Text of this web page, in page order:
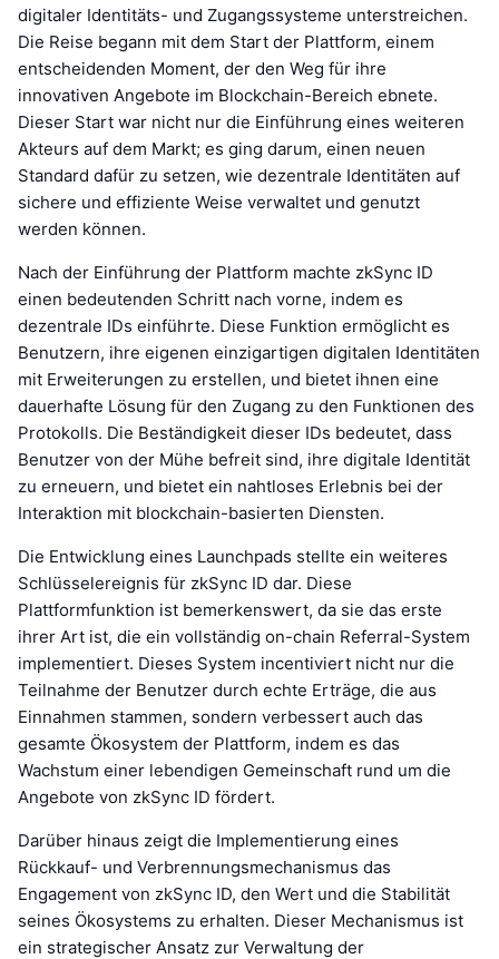
digitaler Identitäts- und Zugangssysteme unterstreichen.
Die Reise begann mit dem Start der Plattform, einem
entscheidenden Moment, der den Weg für ihre
innovativen Angebote im Blockchain-Bereich ebnete.
Dieser Start war nicht nur die Einführung eines weiteren
Akteurs auf dem Markt; es ging darum, einen neuen
Standard dafür zu setzen, wie dezentrale Identitäten auf
sichere und effiziente Weise verwaltet und genutzt
werden können.
Nach der Einführung der Plattform machte zkSync ID
einen bedeutenden Schritt nach vorne, indem es
dezentrale IDs einführte. Diese Funktion ermöglicht es
Benutzern, ihre eigenen einzigartigen digitalen Identitäten
mit Erweiterungen zu erstellen, und bietet ihnen eine
dauerhafte Lösung für den Zugang zu den Funktionen des
Protokolls. Die Beständigkeit dieser IDs bedeutet, dass
Benutzer von der Mühe befreit sind, ihre digitale Identität
zu erneuern, und bietet ein nahtloses Erlebnis bei der
Interaktion mit blockchain-basierten Diensten.
Die Entwicklung eines Launchpads stellte ein weiteres
Schlüsselereignis für zkSync ID dar. Diese
Plattformfunktion ist bemerkenswert, da sie das erste
ihrer Art ist, die ein vollständig on-chain Referral-System
implementiert. Dieses System incentiviert nicht nur die
Teilnahme der Benutzer durch echte Erträge, die aus
Einnahmen stammen, sondern verbessert auch das
gesamte Ökosystem der Plattform, indem es das
Wachstum einer lebendigen Gemeinschaft rund um die
Angebote von zkSync ID fördert.
Darüber hinaus zeigt die Implementierung eines
Rückkauf- und Verbrennungsmechanismus das
Engagement von zkSync ID, den Wert und die Stabilität
seines Ökosystems zu erhalten. Dieser Mechanismus ist
ein strategischer Ansatz zur Verwaltung der